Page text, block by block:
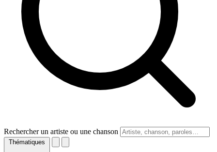
Rechercher un artiste ou une chanson
Thématiques